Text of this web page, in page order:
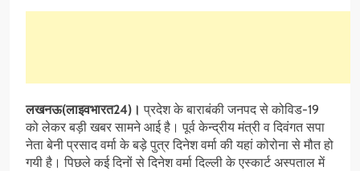
लखनऊ(लाइवभारत24)। प्रदेश के बाराबंकी जनपद से कोविड-19
को लेकर बड़ी खबर सामने आई है। पूर्व केन्द्रीय मंत्री व दिवंगत सपा
नेता बेनी प्रसाद वर्मा के बड़े पुत्र दिनेश वर्मा की यहां कोरोना से मौत हो
गयी है। पिछले कई दिनों से दिनेश वर्मा दिल्ली के एस्कार्ट अस्पताल में